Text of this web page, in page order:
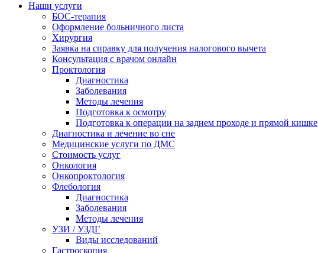
Наши услуги
БОС-терапия
Оформление больничного листа
Хирургия
Заявка на справку для получения налогового вычета
Консультация с врачом онлайн
Проктология
Диагностика
Заболевания
Методы лечения
Подготовка к осмотру
Подготовка к операции на заднем проходе и прямой кишке
Диагностика и лечение во сне
Медицинские услуги по ДМС
Стоимость услуг
Онкология
Онкопроктология
Флебология
Диагностика
Заболевания
Методы лечения
УЗИ / УЗДГ
Виды исследований
Гастроскопия